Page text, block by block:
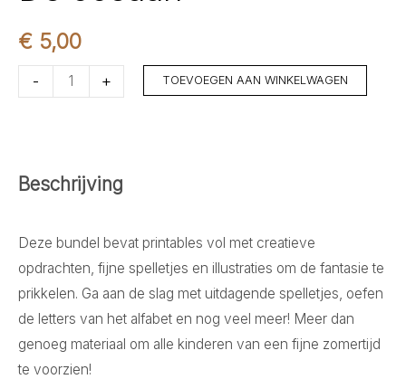
€ 5,00
-
oceaan
+ TOEVOEGEN AAN WINKELWAGEN
Beschrijving
Deze bundel bevat printables vol met creatieve
opdrachten, fijne spelletjes en illustraties om de fantasie te
prikkelen. Ga aan de slag met uitdagende spelletjes, oefen
de letters van het alfabet en nog veel meer! Meer dan
genoeg materiaal om alle kinderen van een fijne zomertijd
te voorzien!